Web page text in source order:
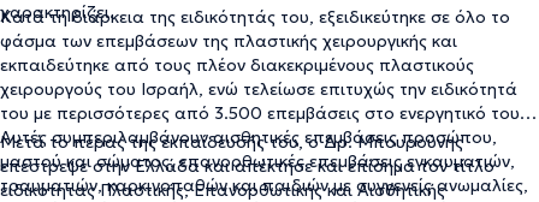
χαρακτηρίζει.
Κατά τη διάρκεια της ειδικότητάς του, εξειδικεύτηκε σε όλο το
φάσμα των επεμβάσεων της πλαστικής χειρουργικής και
εκπαιδεύτηκε από τους πλέον διακεκριμένους πλαστικούς
χειρουργούς του Ισραήλ, ενώ τελείωσε επιτυχώς την ειδικότητά
του με περισσότερες από 3.500 επεμβάσεις στο ενεργητικό του.
Αυτές συμπεριλαμβάνουν αισθητικές επεμβάσεις προσώπου,
μαστού και σώματος, επανορθωτικές επεμβάσεις εγκαυματιών,
τραυματιών, καρκινοπαθών και παιδιών με συγγενείς ανωμαλίες,
Μετά το πέρας της εκπαίδευσής του, ο Δρ. Μπουρούνης
επέστρεψε στην Ελλάδα και απέκτησε και επίσημα τον τίτλο
ειδικότητας Πλαστικής, Επανορθωτικής και Αισθητικής